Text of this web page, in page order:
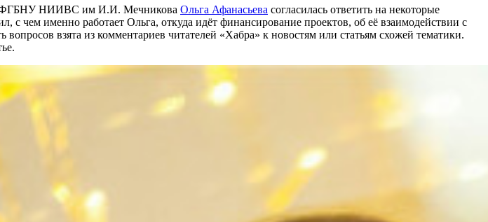
ФГБНУ НИИВС им И.И. Мечникова Ольга Афанасьева согласилась ответить на некоторые
чем именно работает Ольга, откуда идёт финансирование проектов, об её взаимодействии с
взята из комментариев читателей «Хабра» к новостям или статьям схожей тематики.